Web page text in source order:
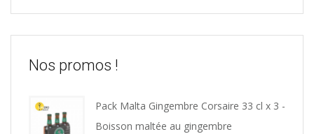
Nos promos !
Pack Malta Gingembre Corsaire 33 cl x 3 -
Boisson maltée au gingembre